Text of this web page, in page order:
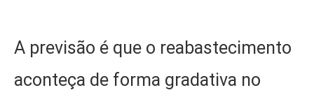
A previsão é que o reabastecimento
aconteça de forma gradativa no